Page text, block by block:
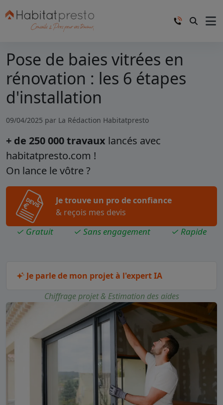
Pose de baies vitrées en
rénovation : les 6 étapes
d'installation
09/04/2025 par La Rédaction Habitatpresto
+ de 250 000 travaux lancés avec
habitatpresto.com !
On lance le vôtre ?
Je trouve un pro de confiance
& reçois mes devis
✓ Gratuit ✓ Sans engagement ✓ Rapide
Je parle de mon projet à l'expert IA
Chiffrage projet & Estimation des aides